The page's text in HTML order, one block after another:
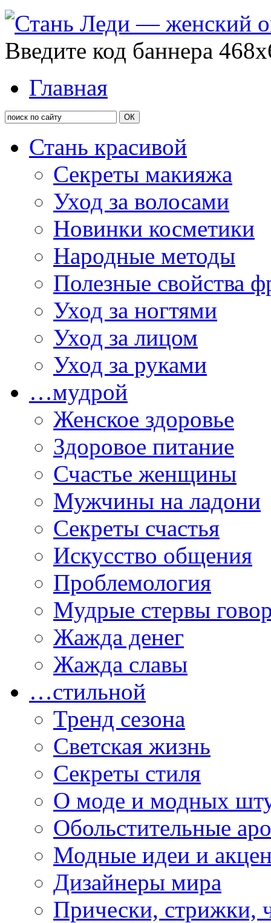
Введите код баннера
Главная
Стань красивой
Секреты макияжа
Уход за волосами
Новинки косметики
Народные методы
Полезные свойства
Уход за ногтями
Уход за лицом
Уход за руками
…мудрой
Женское здоровье
Здоровое питание
Счастье женщины
Мужчины на ладони
Секреты счастья
Искусство общения
Проблемология
Мудрые стервы
Жажда денег
Жажда славы
…стильной
Тренд сезона
Светская жизнь
Секреты стиля
О моде и модных
Обольстительные
Модные идеи и
Дизайнеры мира
Прически, стрижки,